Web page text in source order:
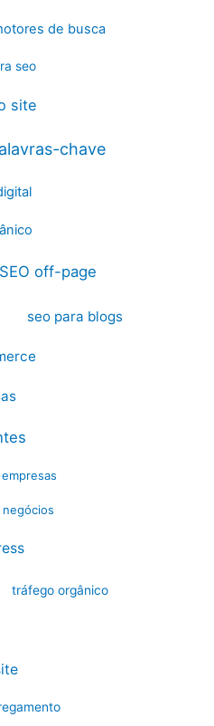
de busca
seo
site
chave
SEO off-page
seo para blogs
tráfego orgânico